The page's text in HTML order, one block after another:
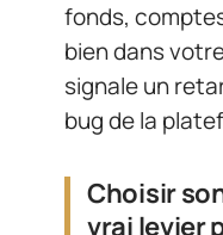
fonds,
bien dans
signale un
bug de la
Choisir
vrai levier